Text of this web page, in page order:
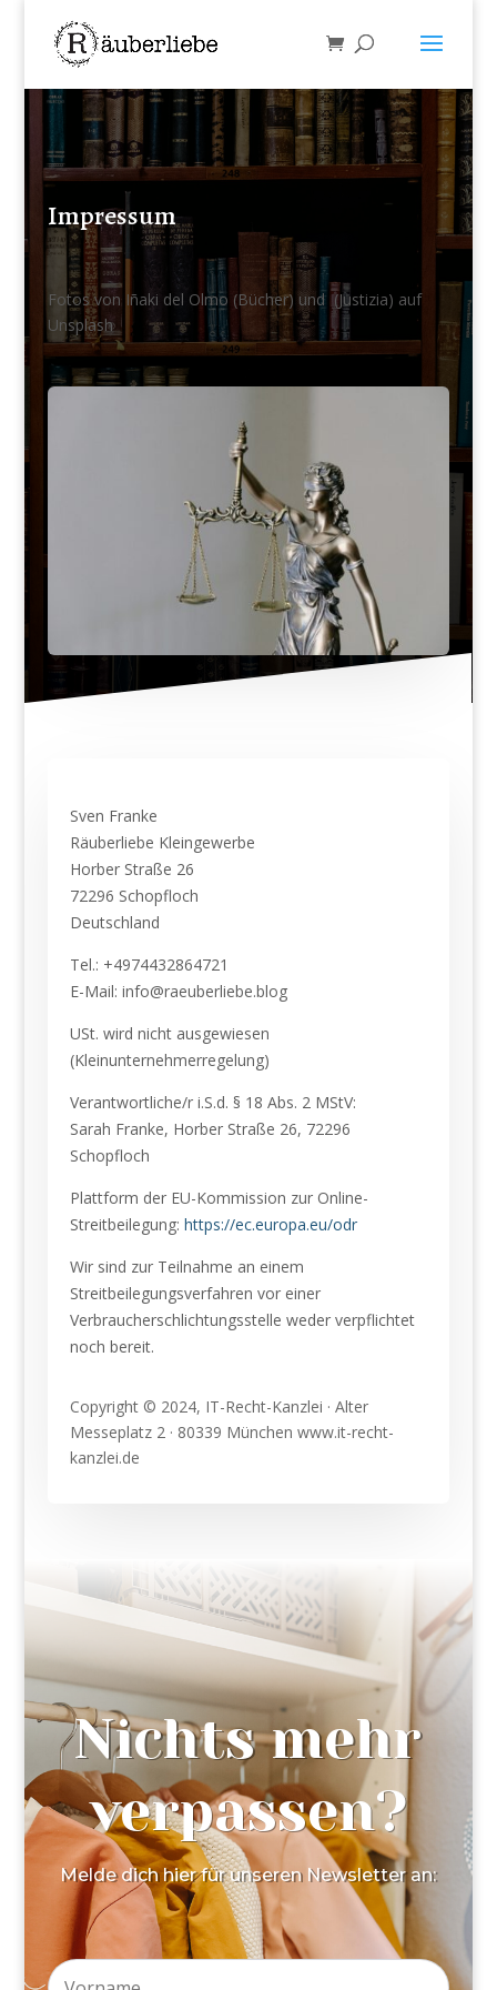
Impressum
Fotos von Iñaki del Olmo (Bücher) und (Justizia) auf
Unsplash
Sven Franke
Räuberliebe Kleingewerbe
Horber Straße 26
72296 Schopfloch
Deutschland
Tel.: +4974432864721
E-Mail: info@raeuberliebe.blog
USt. wird nicht ausgewiesen
(Kleinunternehmerregelung)
Verantwortliche/r i.S.d. § 18 Abs. 2 MStV:
Sarah Franke, Horber Straße 26, 72296
Schopfloch
Plattform der EU-Kommission zur Online-
Streitbeilegung: https://ec.europa.eu/odr
Wir sind zur Teilnahme an einem
Streitbeilegungsverfahren vor einer
Verbraucherschlichtungsstelle weder verpflichtet
noch bereit.
Copyright © 2024, IT-Recht-Kanzlei · Alter
Messeplatz 2 · 80339 München www.it-recht-
kanzlei.de
Nichts mehr
verpassen?
Melde dich hier für unseren Newsletter an: